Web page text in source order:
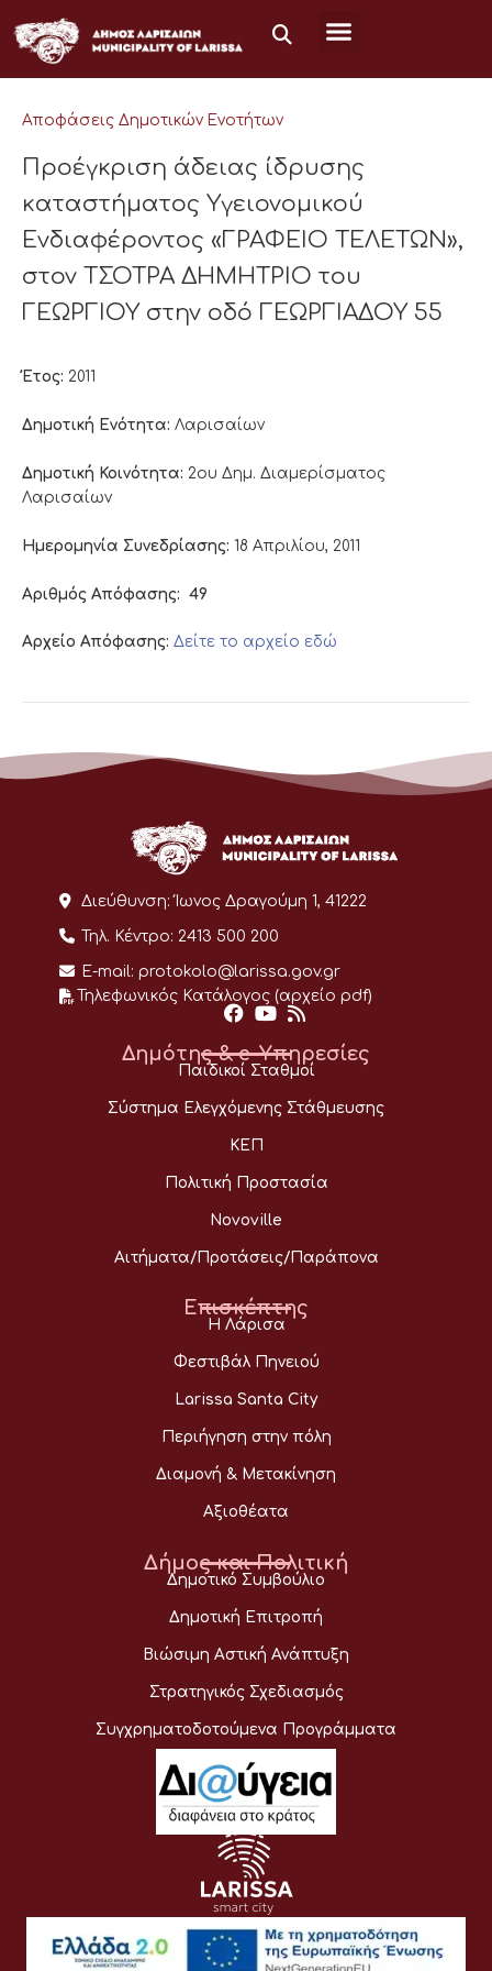
στο
περιεχόμενο
Αποφάσεις Δημοτικών Ενοτήτων
Προέγκριση άδειας ίδρυσης
καταστήματος Υγειονομικού
Ενδιαφέροντος «ΓΡΑΦΕΙΟ ΤΕΛΕΤΩΝ»,
στον ΤΣΟΤΡΑ ΔΗΜΗΤΡΙΟ του
ΓΕΩΡΓΙΟΥ στην οδό ΓΕΩΡΓΙΑΔΟΥ 55
Έτος: 2011
Δημοτική Ενότητα: Λαρισαίων
Δημοτική Κοινότητα: 2ου Δημ. Διαμερίσματος
Λαρισαίων
Ημερομηνία Συνεδρίασης: 18 Απριλίου, 2011
Αριθμός Απόφασης: 49
Αρχείο Απόφασης: Δείτε το αρχείο εδώ
Διεύθυνση: Ίωνος Δραγούμη 1, 41222
Τηλ. Κέντρο: 2413 500 200
E-mail: protokolo@larissa.gov.gr
Τηλεφωνικός Κατάλογος (αρχείο pdf)
Δημότης & e-Υπηρεσίες
Παιδικοί Σταθμοί
Σύστημα Ελεγχόμενης Στάθμευσης
ΚΕΠ
Πολιτική Προστασία
Novoville
Αιτήματα/Προτάσεις/Παράπονα
Επισκέπτης
Η Λάρισα
Φεστιβάλ Πηνειού
Larissa Santa City
Περιήγηση στην πόλη
Διαμονή & Μετακίνηση
Αξιοθέατα
Δήμος και Πολιτική
Δημοτικό Συμβούλιο
Δημοτική Επιτροπή
Βιώσιμη Αστική Ανάπτυξη
Στρατηγικός Σχεδιασμός
Συγχρηματοδοτούμενα Προγράμματα